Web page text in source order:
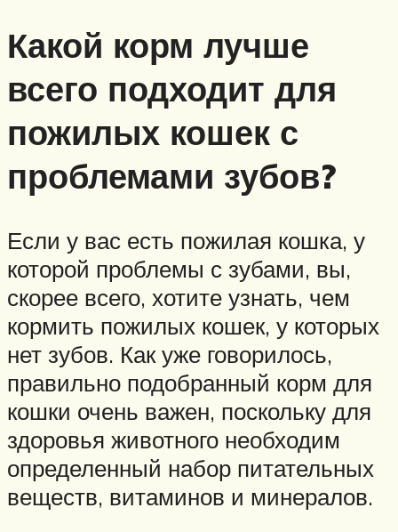
Какой корм лучше
всего подходит для
пожилых кошек с
проблемами зубов?
Если у вас есть пожилая кошка, у
которой проблемы с зубами, вы,
скорее всего, хотите узнать, чем
кормить пожилых кошек, у которых
нет зубов. Как уже говорилось,
правильно подобранный корм для
кошки очень важен, поскольку для
здоровья животного необходим
определенный набор питательных
веществ, витаминов и минералов.